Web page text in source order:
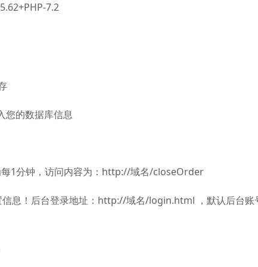
7.2
的数据库信息
每1分钟，访问内容为：http://域名/closeOrder
信息！后台登录地址：http://域名/login.html ，默认后台账